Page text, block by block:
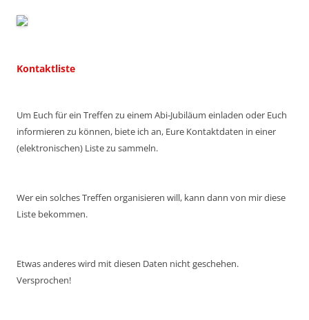
Kontaktliste
Um Euch für ein Treffen zu einem Abi-Jubiläum einladen oder Euch
informieren zu können, biete ich an, Eure Kontaktdaten in einer
(elektronischen) Liste zu sammeln.
Wer ein solches Treffen organisieren will, kann dann von mir diese
Liste bekommen.
Etwas anderes wird mit diesen Daten nicht geschehen.
Versprochen!